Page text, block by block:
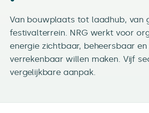
Van bouwplaats tot laadhub, van
festivalterrein. NRG werkt voor
energie zichtbaar, beheersbaar en
verrekenbaar willen maken. Vijf
vergelijkbare aanpak.